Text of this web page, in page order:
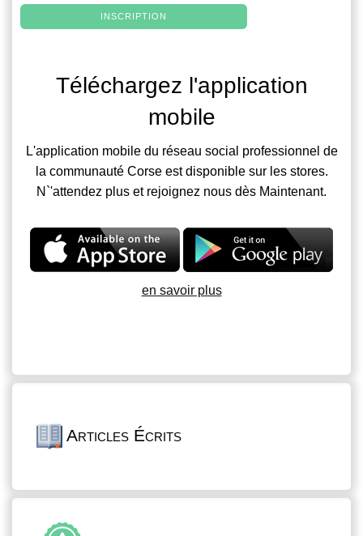
INSCRIPTION
Téléchargez l'application
mobile
L'application mobile du réseau social professionnel de
la communauté Corse est disponible sur les stores.
N`'attendez plus et rejoignez nous dès Maintenant.
en savoir plus
Articles Écrits